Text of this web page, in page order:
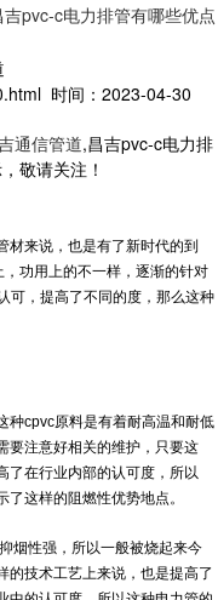
吉pvc-c电力排管有哪些优点
时间：2023-04-30
通信管道,昌吉pvc-c电力排
敬请关注！
材来说，也是有了新时代的到
，功用上的不一样，逐渐的针对
可，提高了不同的度，那么这种
种cpvc原料是有着耐高温和耐低
要注意好相关的维护，只要这
了在行业内部的认可度，所以
这样的阻燃性优势地点。
烟性强，所以一般被烧起来今
的技术工艺上来说，也是提高了